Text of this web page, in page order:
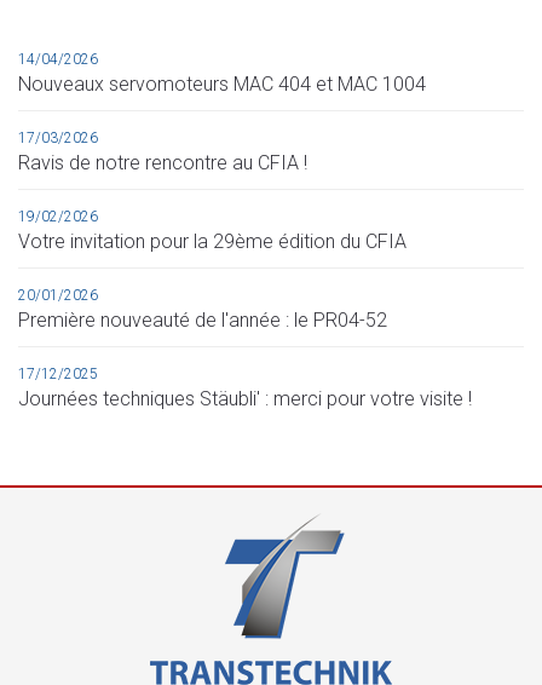
14/04/2026
Nouveaux servomoteurs MAC 404 et MAC 1004
17/03/2026
Ravis de notre rencontre au CFIA !
19/02/2026
Votre invitation pour la 29ème édition du CFIA
20/01/2026
Première nouveauté de l'année : le PR04-52
17/12/2025
Journées techniques Stäubli' : merci pour votre visite !